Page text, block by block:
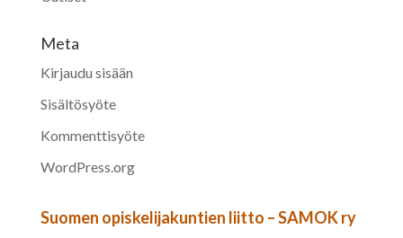
Meta
Kirjaudu sisään
Sisältösyöte
Kommenttisyöte
WordPress.org
Suomen opiskelijakuntien liitto – SAMOK ry